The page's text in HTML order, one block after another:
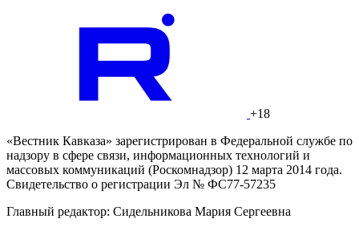
+18
«Вестник Кавказа» зарегистрирован в Федеральной службе по
надзору в сфере связи, информационных технологий и
массовых коммуникаций (Роскомнадзор) 12 марта 2014 года.
Свидетельство о регистрации Эл № ФС77-57235
Главный редактор: Сидельникова Мария Сергеевна